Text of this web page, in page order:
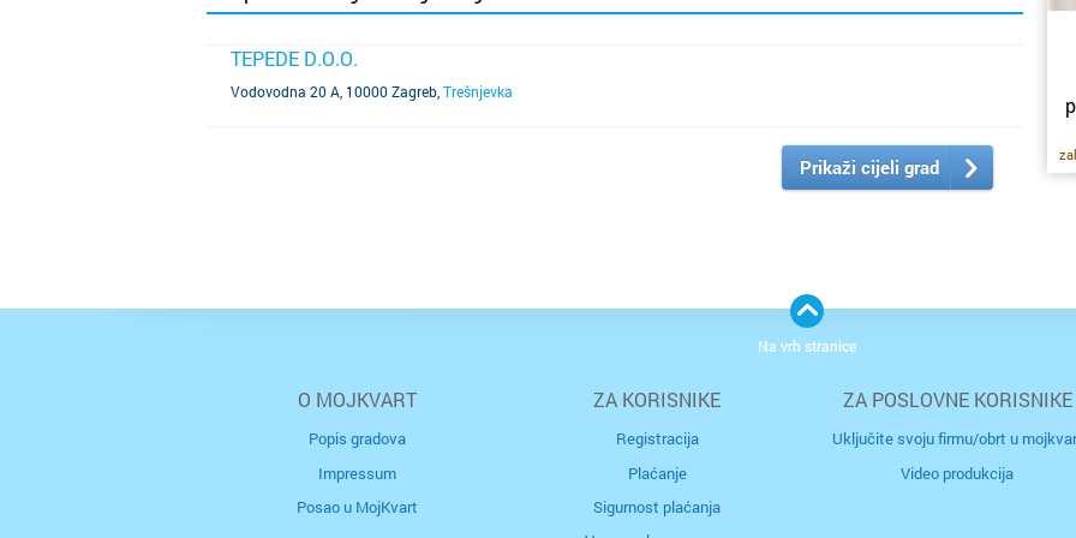
TEPEDE D.O.O.
Vodovodna 20 A, 10000 Zagreb Trešnjevka
Prikaži cijeli grad
O MOJKVART
Popis gradova
Impressum
Posao u MojKvart
ZA KORISNIKE
Registracija
Plaćanje
Sigurnost plaćanja
ZA POSLOVNE KORISNIKE
Uključite svoju firmu/obrt u
Video produkcija
Na vrh stranice